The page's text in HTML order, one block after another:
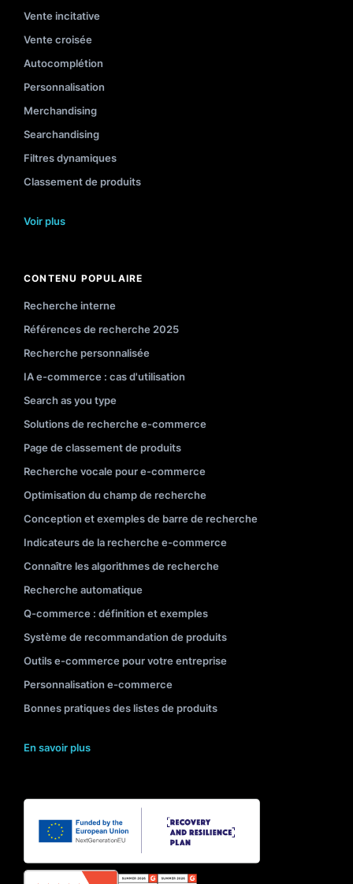
Vente incitative
Vente croisée
Autocomplétion
Personnalisation
Merchandising
Searchandising
Filtres dynamiques
Classement de produits
Voir plus
CONTENU POPULAIRE
Recherche interne
Références de recherche 2025
Recherche personnalisée
IA e-commerce : cas d'utilisation
Search as you type
Solutions de recherche e-commerce
Page de classement de produits
Recherche vocale pour e-commerce
Optimisation du champ de recherche
Conception et exemples de barre de recherche
Indicateurs de la recherche e-commerce
Connaître les algorithmes de recherche
Recherche automatique
Q-commerce : définition et exemples
Système de recommandation de produits
Outils e-commerce pour votre entreprise
Personnalisation e-commerce
Bonnes pratiques des listes de produits
En savoir plus